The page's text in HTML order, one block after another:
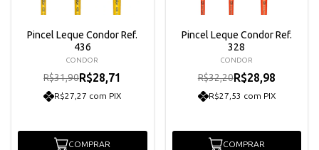
Pincel Leque Condor Ref.
436
CONDOR
R$31,90R$28,71
R$27,27 com PIX
COMPRAR
Pincel Leque Condor Ref.
328
CONDOR
R$32,20R$28,98
R$27,53 com PIX
COMPRAR